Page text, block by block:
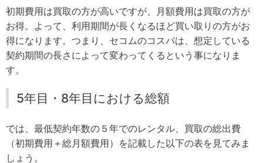
初期費用は買取の方が高いですが、月額費用は買取の方が
お得。よって、利用期間が長くなるほど買い取りの方がお
得になります。つまり、セコムのコスパは、想定している
契約期間の長さによって変わってくるという事になりま
す。
5年目・8年目における総額
では、最低契約年数の５年でのレンタル、買取の総出費
（初期費用＋総月額費用）を記載した以下の表を見てみま
しょう。